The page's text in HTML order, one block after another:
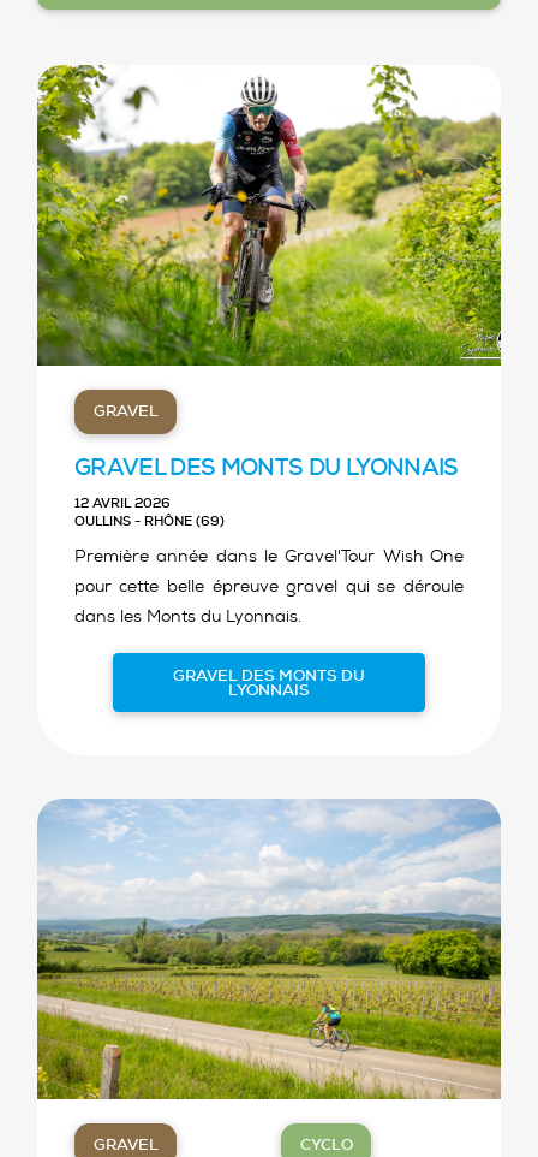
GRAVEL
GRAVEL DES MONTS DU LYONNAIS
12 AVRIL 2026
OULLINS - RHÔNE (69)
Première année dans le Gravel'Tour Wish One
pour cette belle épreuve gravel qui se déroule
dans les Monts du Lyonnais.
GRAVEL DES MONTS DU
LYONNAIS
GRAVEL CYCLO